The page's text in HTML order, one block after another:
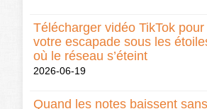
Télécharger vidéo TikTok
votre escapade sous les
où le réseau s’éteint
2026-06-19
Quand les notes baissent